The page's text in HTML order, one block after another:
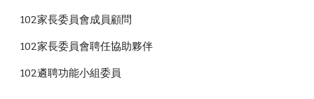
102家長委員會成員顧問
102家長委員會聘任協助夥伴
102遴聘功能小組委員